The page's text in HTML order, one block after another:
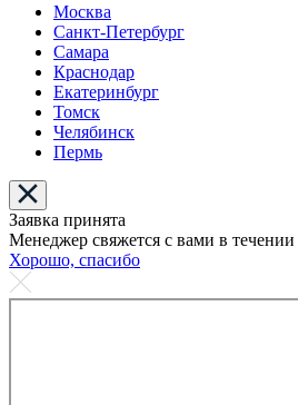
Москва
Санкт-Петербург
Самара
Краснодар
Екатеринбург
Томск
Челябинск
Пермь
Заявка принята
Менеджер свяжется с вами в
Хорошо, спасибо